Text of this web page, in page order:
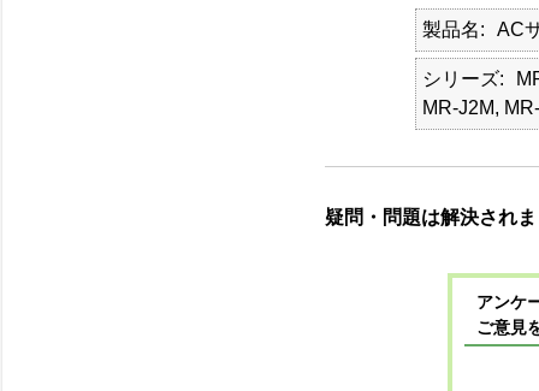
製品名 AC
シリーズ
MR-J2M,
疑問・問題は解決され
アンケ
ご意見